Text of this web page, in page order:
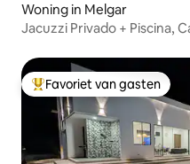
Woning in Melgar
Jacuzzi Privado + Piscina,
Topfavoriet van gasten
Favoriet van gasten